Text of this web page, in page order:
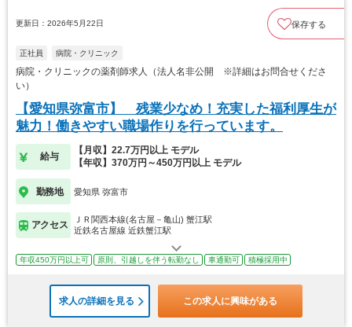
更新日：2026年5月22日 保存する
正社員 病院・クリニック
病院・クリニックの薬剤師求人（法人名非公開 ※詳細はお問合せくださ
い）
【愛知県弥富市】 残業少なめ！充実した福利厚生が
魅力！働きやすい職場作りを行っています。
給与
【月収】22.7万円以上 モデル
【年収】370万円～450万円以上 モデル
勤務地 愛知県 弥富市
アクセス
ＪＲ関西本線(名古屋－亀山) 蟹江駅
近鉄名古屋線 近鉄蟹江駅
年収450万円以上可 原則、引越しを伴う転勤なし 車通勤可 積極採用中
求人の詳細を見る この求人に興味がある